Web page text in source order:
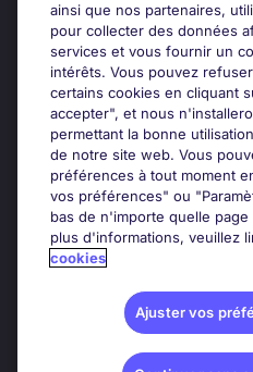
Candidats
Entreprises
Contact
Les avis Google
ainsi que nos partenaires,
pour collecter des données
services et vous fournir un
intérêts. Vous pouvez
certains cookies en cliquant
accepter", et nous
permettant la bonne
de notre site web. Vous
préférences à tout moment
vos préférences" ou
bas de n'importe quelle
plus d'informations, veuillez
cookies
Ajuster vos